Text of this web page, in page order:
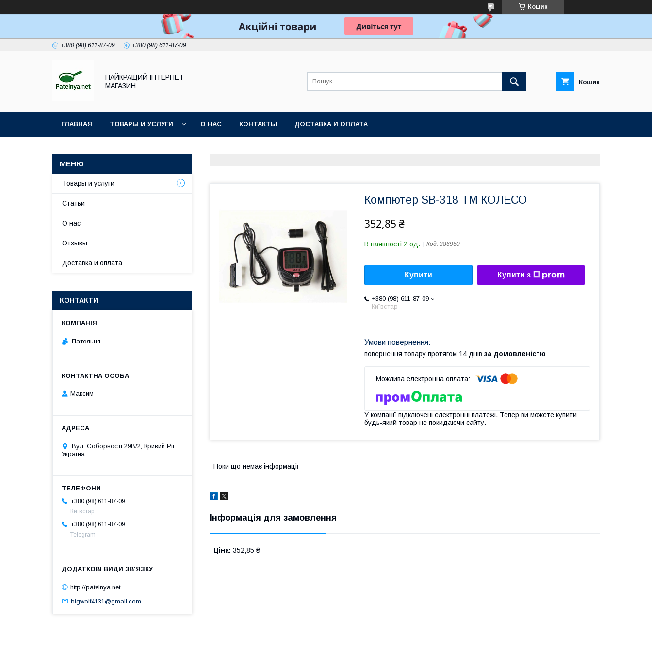
Кошик
+380 (98) 611-87-09 +380 (98) 611-87-09
НАЙКРАЩИЙ ІНТЕРНЕТ
МАГАЗИН
Кошик
ГЛАВНАЯ ТОВАРЫ И УСЛУГИ О НАС КОНТАКТЫ ДОСТАВКА И ОПЛАТА
Компютер SB-318 ТМ КОЛЕСО
352,85 ₴
В наявності 2 од. Код: 386950
Купити Купити з
+380 (98) 611-87-09
Київстар
повернення товару протягом 14 днів за домовленістю
У компанії підключені електронні платежі. Тепер ви можете купити
будь-який товар не покидаючи сайту.
Поки що немає інформації
Інформація для замовлення
Ціна: 352,85 ₴
Товары и услуги
Статьи
О нас
Отзывы
Доставка и оплата
КОНТАКТИ
Пательня
Максим
Вул. Соборності 29В/2, Кривий Ріг,
Україна
+380 (98) 611-87-09
Київстар
+380 (98) 611-87-09
Telegram
http://patelnya.net
bigwolf4131@gmail.com